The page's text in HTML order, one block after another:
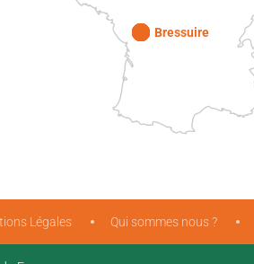
Bressuire
Légales Qui sommes nous ?